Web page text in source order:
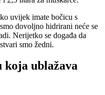
uvijek imate bočicu s
dovoljno hidrirani neće se
Nerijetko se događa da
smo žedni.
ublažava